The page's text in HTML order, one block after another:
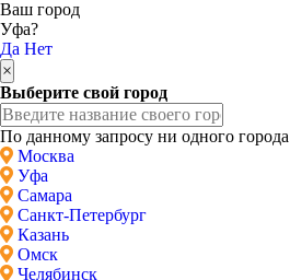
Ваш город
Уфа?
Да Нет
×
Выберите свой город
По данному запросу ни одного
Москва
Уфа
Самара
Санкт-Петербург
Казань
Омск
Челябинск